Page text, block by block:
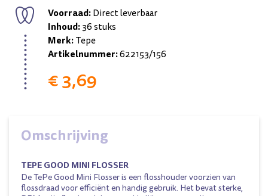
Voorraad:Direct leverbaar
Inhoud:36 stuks
Merk:Tepe
Artikelnummer:622153/156
€ 3,69
Omschrijving
TEPE GOOD MINI FLOSSER
De TePe Good Mini Flosser is een flosshouder voorzien van
flossdraad voor efficiënt en handig gebruik. Het bevat sterke,